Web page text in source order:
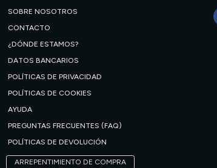
SOBRE NOSOTROS
CONTACTO
¿DÓNDE ESTAMOS?
DATOS BANCARIOS
POLÍTICAS DE PRIVACIDAD
POLÍTICAS DE COOKIES
AYUDA
PREGUNTAS FRECUENTES (FAQ)
POLÍTICAS DE DEVOLUCIÓN
ARREPENTIMIENTO DE COMPRA